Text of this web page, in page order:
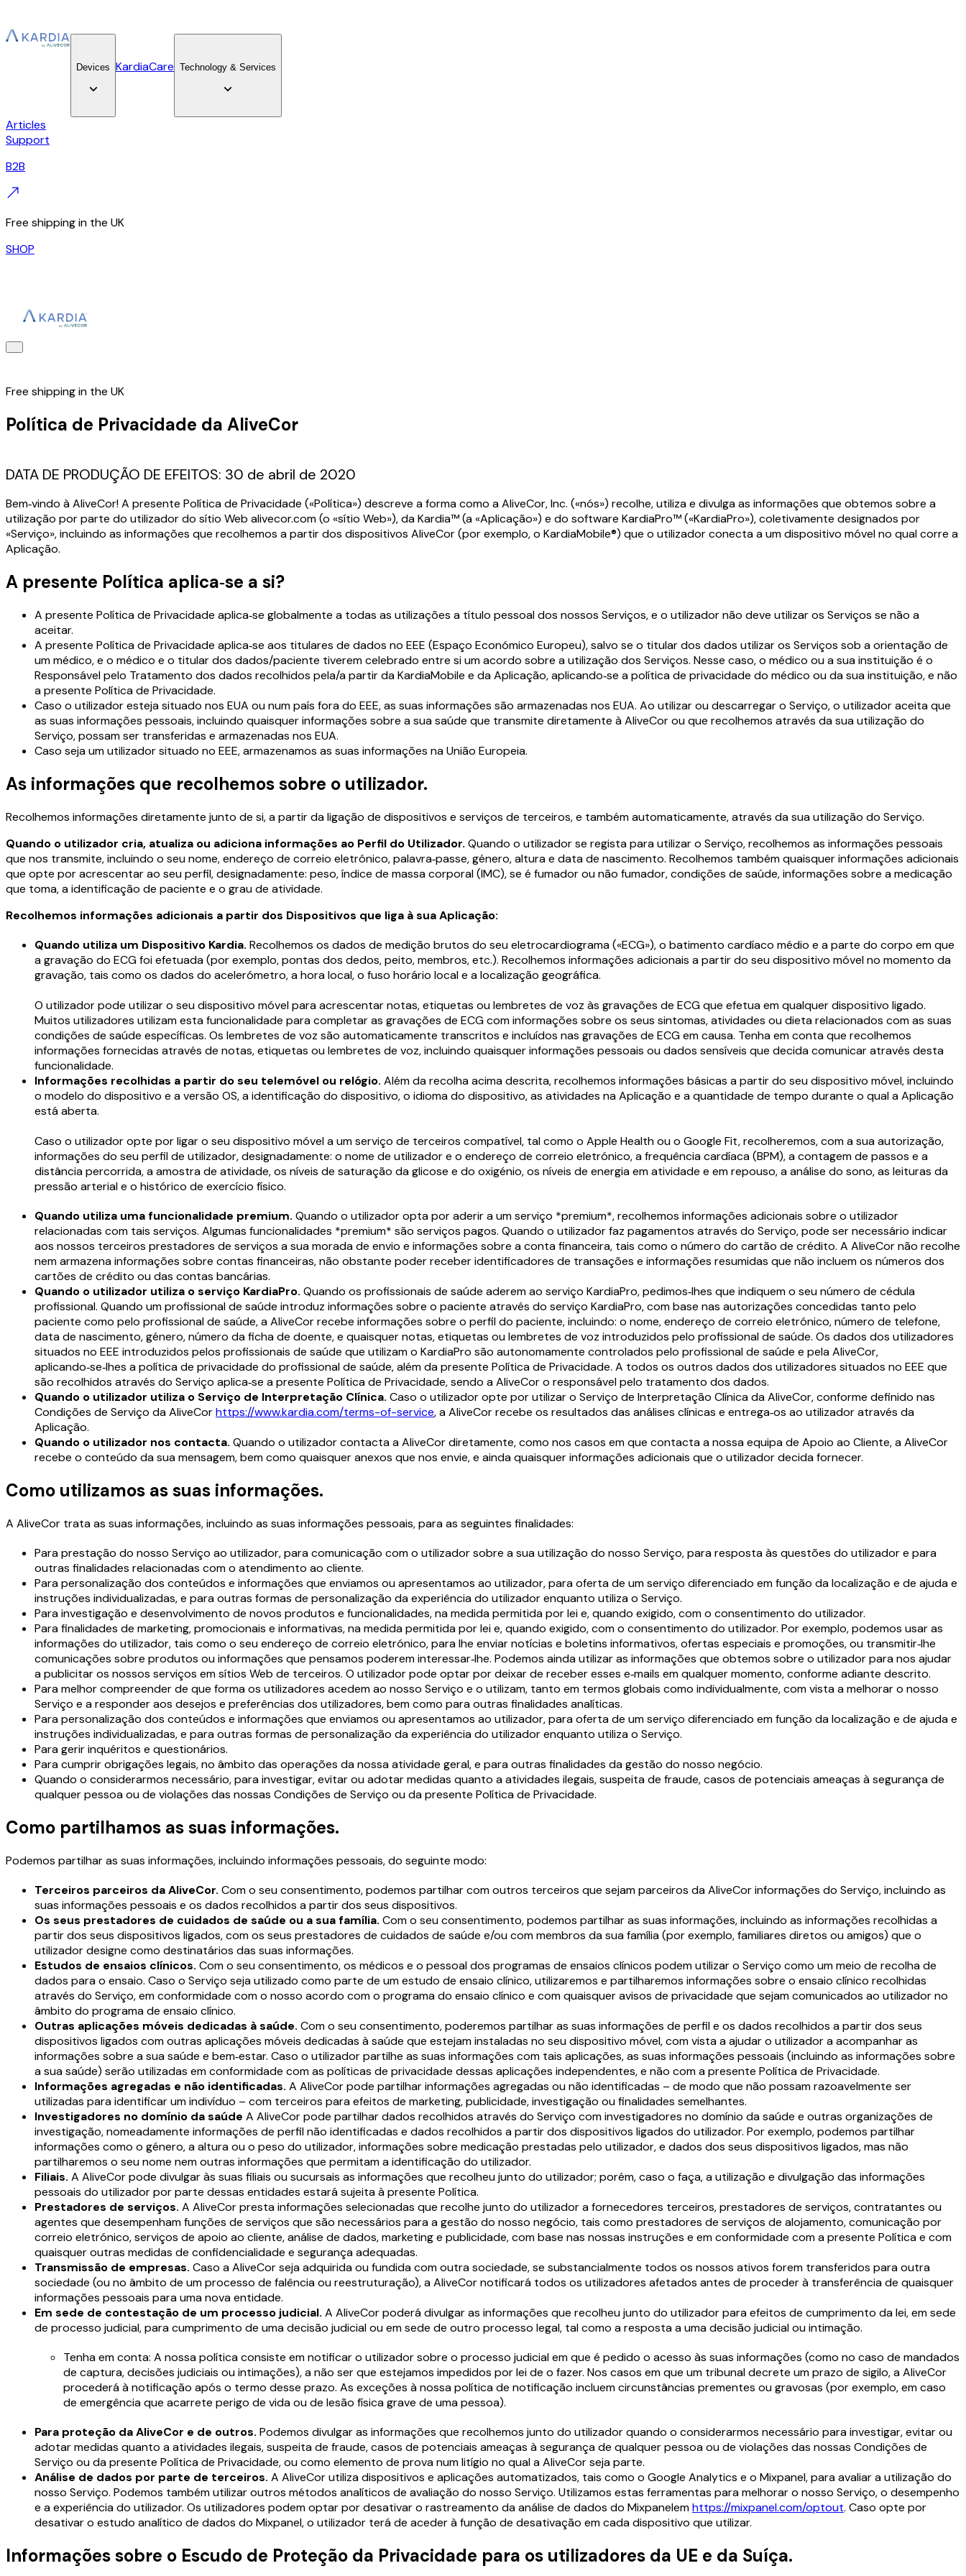
Devices KardiaCare Technology & Services
Articles
Support
B2B
Free shipping in the UK
SHOP
Free shipping in the UK
Política de Privacidade da AliveCor
DATA DE PRODUÇÃO DE EFEITOS: 30 de abril de 2020
Bem‑vindo à AliveCor! A presente Política de Privacidade («Política») descreve a forma como a AliveCor, Inc. («nós») recolhe, utiliza e divulga as informações que obtemos sobre a
utilização por parte do utilizador do sítio Web alivecor.com (o «sítio Web»), da Kardia™ (a «Aplicação») e do software KardiaPro™ («KardiaPro»), coletivamente designados por
«Serviço», incluindo as informações que recolhemos a partir dos dispositivos AliveCor (por exemplo, o KardiaMobile®) que o utilizador conecta a um dispositivo móvel no qual corre a
Aplicação.
A presente Política aplica‑se a si?
A presente Política de Privacidade aplica‑se globalmente a todas as utilizações a título pessoal dos nossos Serviços, e o utilizador não deve utilizar os Serviços se não a
aceitar.
A presente Política de Privacidade aplica‑se aos titulares de dados no EEE (Espaço Económico Europeu), salvo se o titular dos dados utilizar os Serviços sob a orientação de
um médico, e o médico e o titular dos dados/paciente tiverem celebrado entre si um acordo sobre a utilização dos Serviços. Nesse caso, o médico ou a sua instituição é o
Responsável pelo Tratamento dos dados recolhidos pela/a partir da KardiaMobile e da Aplicação, aplicando‑se a política de privacidade do médico ou da sua instituição, e não
a presente Política de Privacidade.
Caso o utilizador esteja situado nos EUA ou num país fora do EEE, as suas informações são armazenadas nos EUA. Ao utilizar ou descarregar o Serviço, o utilizador aceita que
as suas informações pessoais, incluindo quaisquer informações sobre a sua saúde que transmite diretamente à AliveCor ou que recolhemos através da sua utilização do
Serviço, possam ser transferidas e armazenadas nos EUA.
Caso seja um utilizador situado no EEE, armazenamos as suas informações na União Europeia.
As informações que recolhemos sobre o utilizador.
Recolhemos informações diretamente junto de si, a partir da ligação de dispositivos e serviços de terceiros, e também automaticamente, através da sua utilização do Serviço.
Quando o utilizador cria, atualiza ou adiciona informações ao Perfil do Utilizador. Quando o utilizador se regista para utilizar o Serviço, recolhemos as informações pessoais
que nos transmite, incluindo o seu nome, endereço de correio eletrónico, palavra‑passe, género, altura e data de nascimento. Recolhemos também quaisquer informações adicionais
que opte por acrescentar ao seu perfil, designadamente: peso, índice de massa corporal (IMC), se é fumador ou não fumador, condições de saúde, informações sobre a medicação
que toma, a identificação de paciente e o grau de atividade.
Recolhemos informações adicionais a partir dos Dispositivos que liga à sua Aplicação:
Quando utiliza um Dispositivo Kardia. Recolhemos os dados de medição brutos do seu eletrocardiograma («ECG»), o batimento cardíaco médio e a parte do corpo em que
a gravação do ECG foi efetuada (por exemplo, pontas dos dedos, peito, membros, etc.). Recolhemos informações adicionais a partir do seu dispositivo móvel no momento da
gravação, tais como os dados do acelerómetro, a hora local, o fuso horário local e a localização geográfica.
O utilizador pode utilizar o seu dispositivo móvel para acrescentar notas, etiquetas ou lembretes de voz às gravações de ECG que efetua em qualquer dispositivo ligado.
Muitos utilizadores utilizam esta funcionalidade para completar as gravações de ECG com informações sobre os seus sintomas, atividades ou dieta relacionados com as suas
condições de saúde específicas. Os lembretes de voz são automaticamente transcritos e incluídos nas gravações de ECG em causa. Tenha em conta que recolhemos
informações fornecidas através de notas, etiquetas ou lembretes de voz, incluindo quaisquer informações pessoais ou dados sensíveis que decida comunicar através desta
funcionalidade.
Informações recolhidas a partir do seu telemóvel ou relógio. Além da recolha acima descrita, recolhemos informações básicas a partir do seu dispositivo móvel, incluindo
o modelo do dispositivo e a versão OS, a identificação do dispositivo, o idioma do dispositivo, as atividades na Aplicação e a quantidade de tempo durante o qual a Aplicação
está aberta.
Caso o utilizador opte por ligar o seu dispositivo móvel a um serviço de terceiros compatível, tal como o Apple Health ou o Google Fit, recolheremos, com a sua autorização,
informações do seu perfil de utilizador, designadamente: o nome de utilizador e o endereço de correio eletrónico, a frequência cardíaca (BPM), a contagem de passos e a
distância percorrida, a amostra de atividade, os níveis de saturação da glicose e do oxigénio, os níveis de energia em atividade e em repouso, a análise do sono, as leituras da
pressão arterial e o histórico de exercício físico.
Quando utiliza uma funcionalidade premium. Quando o utilizador opta por aderir a um serviço *premium*, recolhemos informações adicionais sobre o utilizador
relacionadas com tais serviços. Algumas funcionalidades *premium* são serviços pagos. Quando o utilizador faz pagamentos através do Serviço, pode ser necessário indicar
aos nossos terceiros prestadores de serviços a sua morada de envio e informações sobre a conta financeira, tais como o número do cartão de crédito. A AliveCor não recolhe
nem armazena informações sobre contas financeiras, não obstante poder receber identificadores de transações e informações resumidas que não incluem os números dos
cartões de crédito ou das contas bancárias.
Quando o utilizador utiliza o serviço KardiaPro. Quando os profissionais de saúde aderem ao serviço KardiaPro, pedimos‑lhes que indiquem o seu número de cédula
profissional. Quando um profissional de saúde introduz informações sobre o paciente através do serviço KardiaPro, com base nas autorizações concedidas tanto pelo
paciente como pelo profissional de saúde, a AliveCor recebe informações sobre o perfil do paciente, incluindo: o nome, endereço de correio eletrónico, número de telefone,
data de nascimento, género, número da ficha de doente, e quaisquer notas, etiquetas ou lembretes de voz introduzidos pelo profissional de saúde. Os dados dos utilizadores
situados no EEE introduzidos pelos profissionais de saúde que utilizam o KardiaPro são autonomamente controlados pelo profissional de saúde e pela AliveCor,
aplicando‑se‑lhes a política de privacidade do profissional de saúde, além da presente Política de Privacidade. A todos os outros dados dos utilizadores situados no EEE que
são recolhidos através do Serviço aplica‑se a presente Política de Privacidade, sendo a AliveCor o responsável pelo tratamento dos dados.
Quando o utilizador utiliza o Serviço de Interpretação Clínica. Caso o utilizador opte por utilizar o Serviço de Interpretação Clínica da AliveCor, conforme definido nas
Condições de Serviço da AliveCorhttps://www.kardia.com/terms-of-service, a AliveCor recebe os resultados das análises clínicas e entrega‑os ao utilizador através da
Aplicação.
Quando o utilizador nos contacta. Quando o utilizador contacta a AliveCor diretamente, como nos casos em que contacta a nossa equipa de Apoio ao Cliente, a AliveCor
recebe o conteúdo da sua mensagem, bem como quaisquer anexos que nos envie, e ainda quaisquer informações adicionais que o utilizador decida fornecer.
Como utilizamos as suas informações.
A AliveCor trata as suas informações, incluindo as suas informações pessoais, para as seguintes finalidades:
Para prestação do nosso Serviço ao utilizador, para comunicação com o utilizador sobre a sua utilização do nosso Serviço, para resposta às questões do utilizador e para
outras finalidades relacionadas com o atendimento ao cliente.
Para personalização dos conteúdos e informações que enviamos ou apresentamos ao utilizador, para oferta de um serviço diferenciado em função da localização e de ajuda e
instruções individualizadas, e para outras formas de personalização da experiência do utilizador enquanto utiliza o Serviço.
Para investigação e desenvolvimento de novos produtos e funcionalidades, na medida permitida por lei e, quando exigido, com o consentimento do utilizador.
Para finalidades de marketing, promocionais e informativas, na medida permitida por lei e, quando exigido, com o consentimento do utilizador. Por exemplo, podemos usar as
informações do utilizador, tais como o seu endereço de correio eletrónico, para lhe enviar notícias e boletins informativos, ofertas especiais e promoções, ou transmitir‑lhe
comunicações sobre produtos ou informações que pensamos poderem interessar‑lhe. Podemos ainda utilizar as informações que obtemos sobre o utilizador para nos ajudar
a publicitar os nossos serviços em sítios Web de terceiros. O utilizador pode optar por deixar de receber esses e‑mails em qualquer momento, conforme adiante descrito.
Para melhor compreender de que forma os utilizadores acedem ao nosso Serviço e o utilizam, tanto em termos globais como individualmente, com vista a melhorar o nosso
Serviço e a responder aos desejos e preferências dos utilizadores, bem como para outras finalidades analíticas.
Para personalização dos conteúdos e informações que enviamos ou apresentamos ao utilizador, para oferta de um serviço diferenciado em função da localização e de ajuda e
instruções individualizadas, e para outras formas de personalização da experiência do utilizador enquanto utiliza o Serviço.
Para gerir inquéritos e questionários.
Para cumprir obrigações legais, no âmbito das operações da nossa atividade geral, e para outras finalidades da gestão do nosso negócio.
Quando o considerarmos necessário, para investigar, evitar ou adotar medidas quanto a atividades ilegais, suspeita de fraude, casos de potenciais ameaças à segurança de
qualquer pessoa ou de violações das nossas Condições de Serviço ou da presente Política de Privacidade.
Como partilhamos as suas informações.
Podemos partilhar as suas informações, incluindo informações pessoais, do seguinte modo:
Terceiros parceiros da AliveCor. Com o seu consentimento, podemos partilhar com outros terceiros que sejam parceiros da AliveCor informações do Serviço, incluindo as
suas informações pessoais e os dados recolhidos a partir dos seus dispositivos.
Os seus prestadores de cuidados de saúde ou a sua família. Com o seu consentimento, podemos partilhar as suas informações, incluindo as informações recolhidas a
partir dos seus dispositivos ligados, com os seus prestadores de cuidados de saúde e/ou com membros da sua família (por exemplo, familiares diretos ou amigos) que o
utilizador designe como destinatários das suas informações.
Estudos de ensaios clínicos. Com o seu consentimento, os médicos e o pessoal dos programas de ensaios clínicos podem utilizar o Serviço como um meio de recolha de
dados para o ensaio. Caso o Serviço seja utilizado como parte de um estudo de ensaio clínico, utilizaremos e partilharemos informações sobre o ensaio clínico recolhidas
através do Serviço, em conformidade com o nosso acordo com o programa do ensaio clínico e com quaisquer avisos de privacidade que sejam comunicados ao utilizador no
âmbito do programa de ensaio clínico.
Outras aplicações móveis dedicadas à saúde. Com o seu consentimento, poderemos partilhar as suas informações de perfil e os dados recolhidos a partir dos seus
dispositivos ligados com outras aplicações móveis dedicadas à saúde que estejam instaladas no seu dispositivo móvel, com vista a ajudar o utilizador a acompanhar as
informações sobre a sua saúde e bem‑estar. Caso o utilizador partilhe as suas informações com tais aplicações, as suas informações pessoais (incluindo as informações sobre
a sua saúde) serão utilizadas em conformidade com as políticas de privacidade dessas aplicações independentes, e não com a presente Política de Privacidade.
Informações agregadas e não identificadas. A AliveCor pode partilhar informações agregadas ou não identificadas – de modo que não possam razoavelmente ser
utilizadas para identificar um indivíduo – com terceiros para efeitos de marketing, publicidade, investigação ou finalidades semelhantes.
Investigadores no domínio da saúde A AliveCor pode partilhar dados recolhidos através do Serviço com investigadores no domínio da saúde e outras organizações de
investigação, nomeadamente informações de perfil não identificadas e dados recolhidos a partir dos dispositivos ligados do utilizador. Por exemplo, podemos partilhar
informações como o género, a altura ou o peso do utilizador, informações sobre medicação prestadas pelo utilizador, e dados dos seus dispositivos ligados, mas não
partilharemos o seu nome nem outras informações que permitam a identificação do utilizador.
Filiais. A AliveCor pode divulgar às suas filiais ou sucursais as informações que recolheu junto do utilizador; porém, caso o faça, a utilização e divulgação das informações
pessoais do utilizador por parte dessas entidades estará sujeita à presente Política.
Prestadores de serviços. A AliveCor presta informações selecionadas que recolhe junto do utilizador a fornecedores terceiros, prestadores de serviços, contratantes ou
agentes que desempenham funções de serviços que são necessários para a gestão do nosso negócio, tais como prestadores de serviços de alojamento, comunicação por
correio eletrónico, serviços de apoio ao cliente, análise de dados, marketing e publicidade, com base nas nossas instruções e em conformidade com a presente Política e com
quaisquer outras medidas de confidencialidade e segurança adequadas.
Transmissão de empresas. Caso a AliveCor seja adquirida ou fundida com outra sociedade, se substancialmente todos os nossos ativos forem transferidos para outra
sociedade (ou no âmbito de um processo de falência ou reestruturação), a AliveCor notificará todos os utilizadores afetados antes de proceder à transferência de quaisquer
informações pessoais para uma nova entidade.
Em sede de contestação de um processo judicial. A AliveCor poderá divulgar as informações que recolheu junto do utilizador para efeitos de cumprimento da lei, em sede
de processo judicial, para cumprimento de uma decisão judicial ou em sede de outro processo legal, tal como a resposta a uma decisão judicial ou intimação.
Tenha em conta: A nossa política consiste em notificar o utilizador sobre o processo judicial em que é pedido o acesso às suas informações (como no caso de mandados
de captura, decisões judiciais ou intimações), a não ser que estejamos impedidos por lei de o fazer. Nos casos em que um tribunal decrete um prazo de sigilo, a AliveCor
procederá à notificação após o termo desse prazo. As exceções à nossa política de notificação incluem circunstâncias prementes ou gravosas (por exemplo, em caso
de emergência que acarrete perigo de vida ou de lesão física grave de uma pessoa).
Para proteção da AliveCor e de outros. Podemos divulgar as informações que recolhemos junto do utilizador quando o considerarmos necessário para investigar, evitar ou
adotar medidas quanto a atividades ilegais, suspeita de fraude, casos de potenciais ameaças à segurança de qualquer pessoa ou de violações das nossas Condições de
Serviço ou da presente Política de Privacidade, ou como elemento de prova num litígio no qual a AliveCor seja parte.
Análise de dados por parte de terceiros. A AliveCor utiliza dispositivos e aplicações automatizados, tais como o Google Analytics e o Mixpanel, para avaliar a utilização do
nosso Serviço. Podemos também utilizar outros métodos analíticos de avaliação do nosso Serviço. Utilizamos estas ferramentas para melhorar o nosso Serviço, o desempenho
e a experiência do utilizador. Os utilizadores podem optar por desativar o rastreamento da análise de dados do Mixpanelemhttps://mixpanel.com/optout. Caso opte por
desativar o estudo analítico de dados do Mixpanel, o utilizador terá de aceder à função de desativação em cada dispositivo que utilizar.
Informações sobre o Escudo de Proteção da Privacidade para os utilizadores da UE e da Suíça.